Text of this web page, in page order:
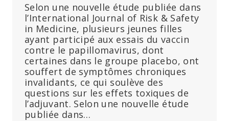
Selon une nouvelle étude publiée dans
l’International Journal of Risk & Safety
in Medicine, plusieurs jeunes filles
ayant participé aux essais du vaccin
contre le papillomavirus, dont
certaines dans le groupe placebo, ont
souffert de symptômes chroniques
invalidants, ce qui soulève des
questions sur les effets toxiques de
l’adjuvant. Selon une nouvelle étude
publiée dans…